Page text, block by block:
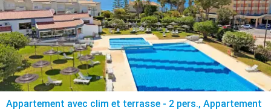
Appartement avec clim et terrasse - 2 pers., Appartement